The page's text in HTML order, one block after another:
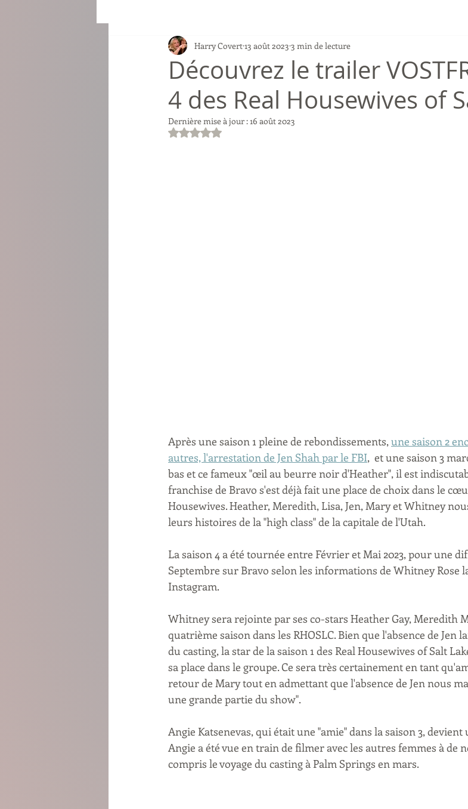
Découvrez le trailer
4 des Real Housewives of
Harry Covert13 août 2023 3 min de lecture
Dernière mise à jour :16 août 2023
Noté NaN étoiles sur 5.
Après une saison 1 pleine de rebondissements, une saison 2
autres, l'arrestation de Jen Shah par le FBI,  et une saison 3
bas et ce fameux "œil au beurre noir d'Heather", il est
franchise de Bravo s'est déjà fait une place de choix dans le
Housewives. Heather, Meredith, Lisa, Jen, Mary et Whitney
leurs histoires de la "high class" de la capitale de l'Utah.
La saison 4 a été tournée entre Février et Mai 2023, pour une
Septembre sur Bravo selon les informations de Whitney Rose
Instagram.
Whitney sera rejointe par ses co-stars Heather Gay, Meredith
quatrième saison dans les RHOSLC. Bien que l'absence de Jen
du casting, la star de la saison 1 des Real Housewives of Salt
sa place dans le groupe. Ce sera très certainement en tant
retour de Mary tout en admettant que l'absence de Jen nous
une grande partie du show".
Angie Katsenevas, qui était une "amie" dans la saison 3,
Angie a été vue en train de filmer avec les autres femmes à de
compris le voyage du casting à Palm Springs en mars.